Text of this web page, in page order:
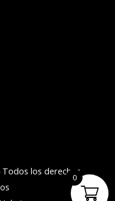
los derechos
0